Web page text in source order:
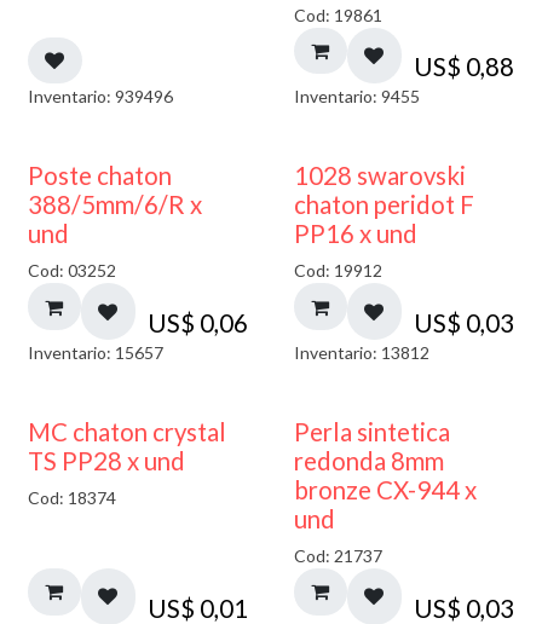
Inventario: 939496
Cod: 19861
US$ 0,88
Inventario: 9455
Poste chaton
388/5mm/6/R x
und
Cod: 03252
US$ 0,06
Inventario: 15657
1028 swarovski
chaton peridot F
PP16 x und
Cod: 19912
US$ 0,03
Inventario: 13812
MC chaton crystal
TS PP28 x und
Cod: 18374
US$ 0,01
Perla sintetica
redonda 8mm
bronze CX-944 x
und
Cod: 21737
US$ 0,03